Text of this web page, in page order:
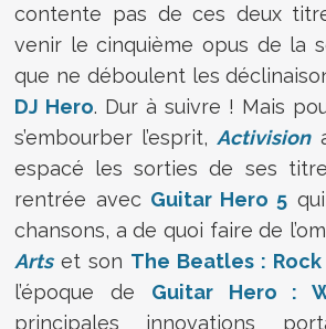
contente pas de ces deux
venir le cinquième opus de la
que ne déboulent les
DJ Hero. Dur à suivre ! Mais
s’embourber l’esprit, Activision
espacé les sorties de ses
rentrée avec Guitar Hero 5
chansons, a de quoi faire de
Artset son The Beatles : Rock
l’époque de Guitar Hero :
principales innovations